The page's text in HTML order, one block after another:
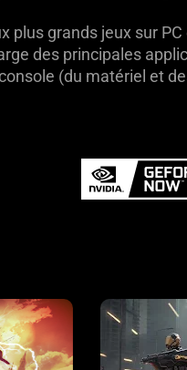
plus grands jeux sur
des principales
(du matériel et